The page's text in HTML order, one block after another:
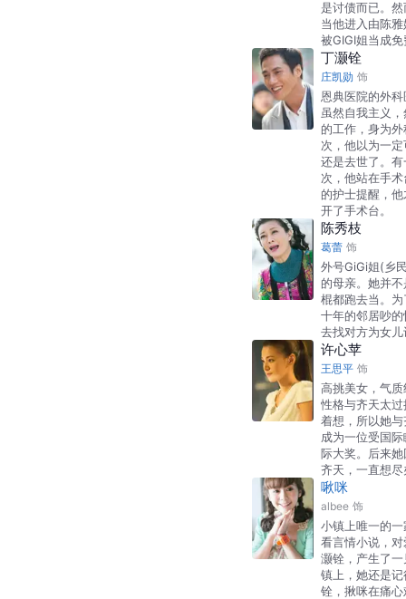
是讨债而已。
当他进入由陈
被GIGI姐当成
丁灏铨
庄凯勋 饰
恩典医院的外
虽然自我主义
的工作，身为
次，他以为一
还是去世了。
次，他站在手
的护士提醒，
开了手术台。
陈秀枝
葛蕾 饰
外号GiGi姐(乡
的母亲。她并
棍都跑去当。
十年的邻居吵
去找对方为女
许心苹
王思平 饰
高挑美女，气
性格与齐天太
着想，所以她
成为一位受国
际大奖。后来
齐天，一直想
啾咪
albee 饰
小镇上唯一的
看言情小说，
灏铨，产生了
镇上，她还是
铨，揪咪在痛